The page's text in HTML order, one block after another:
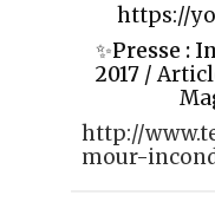
https://
✨Presse :
2017 /
http://
mour-